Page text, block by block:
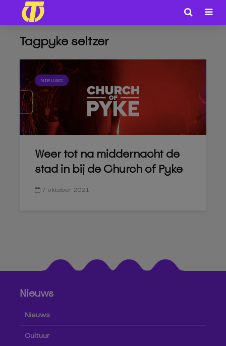
Tagpyke seltzer
NIEUWS
Weer tot na middernacht de
stad in bij de Church of Pyke
7 oktober 2021
Nieuws
Nieuws
Cultuur